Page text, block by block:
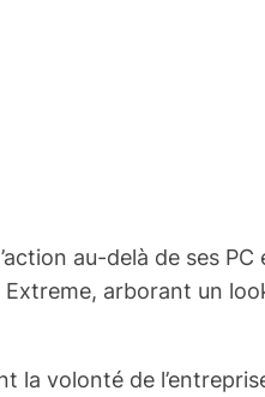
au-delà de ses
arborant un
la volonté de